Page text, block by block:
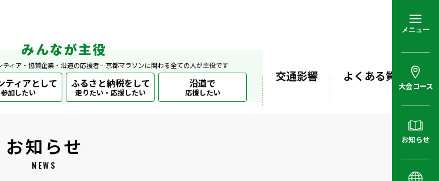
みんなが主役
ティア・協賛企業・沿道の応援者…京都マラソンに関わる全ての人が主役です
ティアとして
参加したい
ふるさと納税をして
走りたい・応援したい
沿道で
応援したい
交通影響 よくある質問
メニュー
大会コース
お知らせ
お知らせ
NEWS